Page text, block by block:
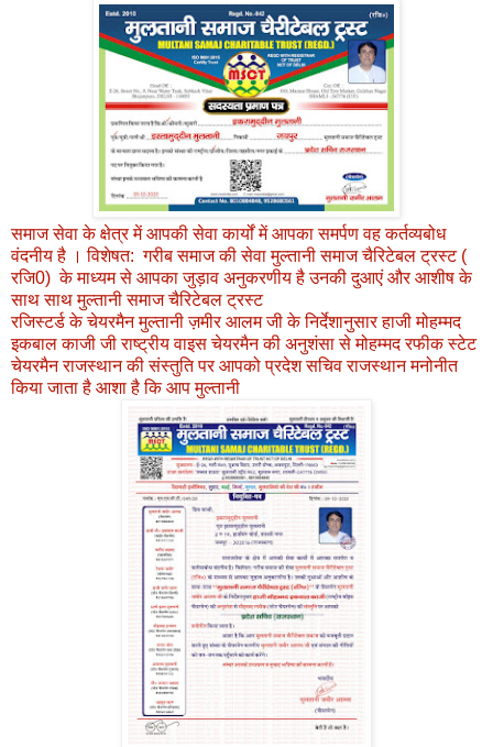
समाज सेवा के क्षेत्र में आपकी सेवा कार्यों में आपका समर्पण वह कर्तव्यबोध
वंदनीय है । विशेषत: गरीब समाज की सेवा मुल्तानी समाज चैरिटेबल ट्रस्ट (
रजि0) के माध्यम से आपका जुड़ाव अनुकरणीय है उनकी दुआएं और आशीष के
साथ साथ मुल्तानी समाज चैरिटेबल ट्रस्ट
रजिस्टर्ड के चेयरमैन मुल्तानी ज़मीर आलम जी के निर्देशानुसार हाजी मोहम्मद
इकबाल काजी जी राष्ट्रीय वाइस चेयरमैन की अनुशंसा से मोहम्मद रफीक स्टेट
चेयरमैन राजस्थान की संस्तुति पर आपको प्रदेश सचिव राजस्थान मनोनीत
किया जाता है आशा है कि आप मुल्तानी